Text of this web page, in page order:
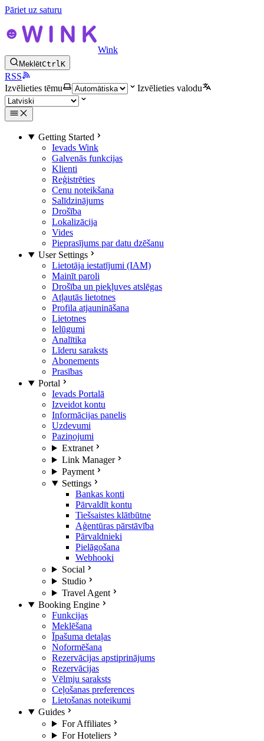
Pāriet uz saturu
Wink
MeklētCtrlK
RSS
Izvēlieties tēmu
Izvēlieties valodu
Getting Started
Ievads Wink
Galvenās funkcijas
Klienti
Reģistrēties
Cenu noteikšana
Salīdzinājums
Drošība
Lokalizācija
Vides
Pieprasījums par datu dzēšanu
User Settings
Lietotāja iestatījumi (IAM)
Mainīt paroli
Drošība un piekļuves atslēgas
Atļautās lietotnes
Profila atjaunināšana
Lietotnes
Ielūgumi
Analītika
Līderu saraksts
Abonements
Prasības
Portal
Ievads Portalā
Izveidot kontu
Informācijas panelis
Uzdevumi
Paziņojumi
Extranet
Link Manager
Payment
Settings
Bankas konti
Pārvaldīt kontu
Tiešsaistes klātbūtne
Aģentūras pārstāvība
Pārvaldnieki
Pielāgošana
Webhooki
Social
Studio
Travel Agent
Booking Engine
Funkcijas
Meklēšana
Īpašuma detaļas
Noformēšana
Rezervācijas apstiprinājums
Rezervācijas
Vēlmju saraksts
Ceļošanas preferences
Lietošanas noteikumi
Guides
For Affiliates
For Hoteliers